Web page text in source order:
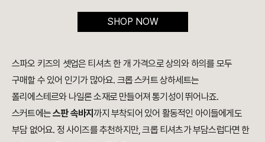
SHOP NOW
스파오 키즈의 셋업은 티셔츠 한 개 가격으로 상의와 하의를 모두
구매할 수 있어 인기가 많아요. 크롭 스커트 상하세트는
폴리에스테르와 나일론 소재로 만들어져 통기성이 뛰어나죠.
스커트에는스판 속바지 까지 부착되어 있어 활동적인 아이들에게도
부담 없어요. 정 사이즈를 추천하지만, 크롭 티셔츠가 부담스럽다면 한